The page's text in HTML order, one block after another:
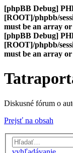
[phpBB Debug]
[ROOT]/phpbb/
must be an array
[phpBB Debug]
[ROOT]/phpbb/
must be an array
Diskusné fórum o
Prejsť na obsah